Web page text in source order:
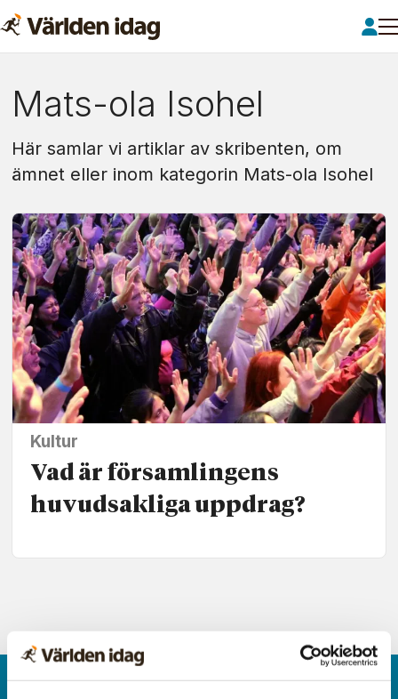
Om:
mats-
ola
isohel
Mats-ola Isohel
Här samlar vi artiklar av skribenten, om
ämnet eller inom kategorin Mats-ola Isohel
Kultur
Vad är församlingens
huvudsakliga uppdrag?